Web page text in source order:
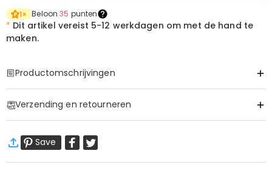
1× Beloon35 punten
* Dit artikel vereist 5-12 werkdagen om met de hand te
maken.
Productomschrijvingen
Verzending en retourneren
Wij willen dat u zich comfortabel en zeker voelt tijdens het
Save